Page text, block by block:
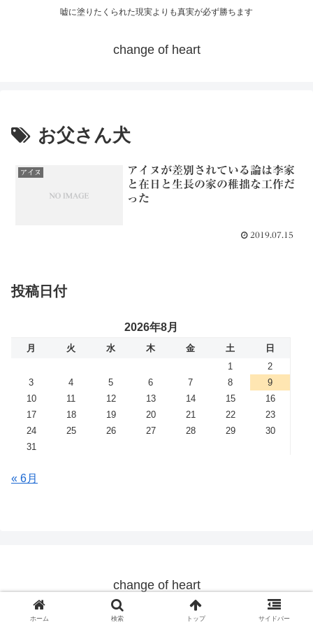
嘘に塗りたくられた現実よりも真実が必ず勝ちます
change of heart
お父さん犬
アイヌ
アイヌが差別されている論は李家
と在日と生長の家の稚拙な工作だ
った
2019.07.15
投稿日付
2026年8月
月 火 水 木 金 土
日
1
2
3
4 5 6 7 8
9
10
11 12 13 14 15
16
17
18 19 20 21 22
23
24
25 26 27 28 29
30
31
« 6月
change of heart
© 2019 change of heart.
ホーム 検索 トップ サイドバー